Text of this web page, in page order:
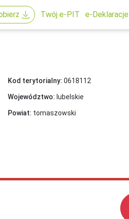
Twój e-PIT e-Deklaracje
Kod terytorialny: 0618112
Województwo: lubelskie
Powiat: tomaszowski